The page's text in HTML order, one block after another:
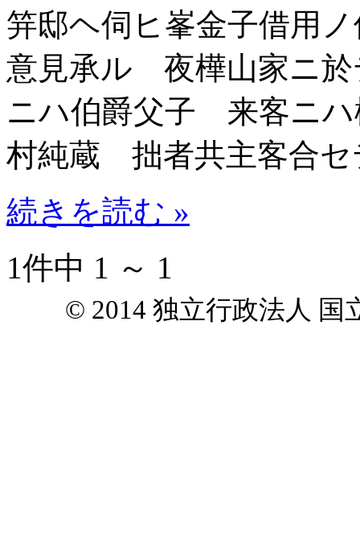
笄邸ヘ伺ヒ峯金子借用
意見承ル 夜樺山家ニ
ニハ伯爵父子 来客ニ
村純蔵 拙者共主客合セ
続きを読む »
1件中 1 ～ 1
© 2014 独立行政法人 国